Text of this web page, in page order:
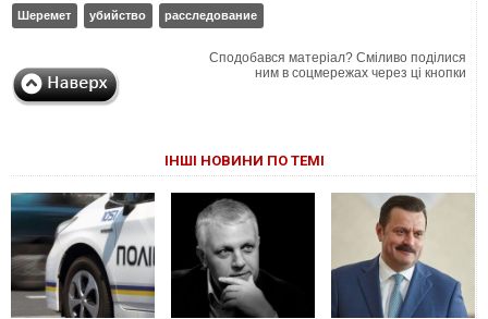
Шеремет убийство расследование
Сподобався матеріал? Сміливо поділися
ним в соцмережах через ці кнопки
ІНШІ НОВИНИ ПО ТЕМІ